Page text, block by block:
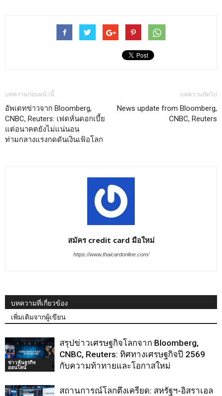
บทความก่อนหน้านี้
อัพเดทข่าวจาก Bloomberg,
CNBC, Reuters: เฟดหั่นดอกเบี้ย
แต่อนาคตยังไม่แน่นอน
ท่ามกลางแรงกดดันเงินเฟ้อโลก
บทความถัดไป
News update from Bloomberg,
CNBC, Reuters
สมัคร credit card มือใหม่
https://www.thaicardonline.com/
บทความที่เกี่ยวข้อง
เพิ่มเติมจากผู้เขียน
ข่าวหุ้นธุรกิจ
ออนไลน์
สรุปข่าวเศรษฐกิจโลกจาก Bloomberg,
CNBC, Reuters: ทิศทางเศรษฐกิจปี 2569
กับความท้าทายและโอกาสใหม่
สถานการณ์โลกตึงเครียด: สหรัฐฯ-อิสราเอล